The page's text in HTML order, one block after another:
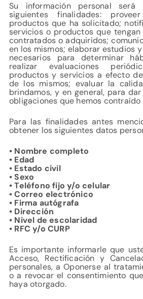
Su información personal
siguientes finalidades:
productos que ha solicitado;
servicios o productos que
contratados o adquiridos;
en los mismos; elaborar estudios
necesarios para determinar
realizar evaluaciones
productos y servicios a efecto
de los mismos; evaluar la
brindamos, y en general, para
obligaciones que hemos contraído
Para las finalidades antes
obtener los siguientes datos
• Nombre completo
• Edad
• Estado civil
• Sexo
• Teléfono fijo y/o celular
• Correo electrónico
• Firma autógrafa
• Dirección
• Nivel de escolaridad
• RFC y/o CURP
Es importante informarle que
Acceso, Rectificación y
personales, a Oponerse al
o a revocar el consentimiento
haya otorgado.